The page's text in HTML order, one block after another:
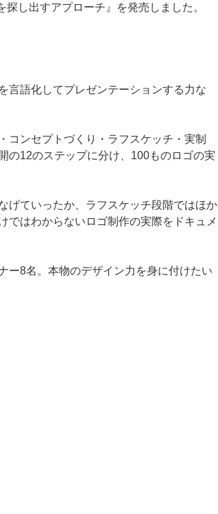
し出すアプローチ』を発売しました。
言語化してプレゼンテーションする力な
コンセプトづくり・ラフスケッチ・実制
の12のステップに分け、100ものロゴの実
げていったか、ラフスケッチ段階ではほか
ではわからないロゴ制作の実際をドキュメ
ー8名。本物のデザイン力を身に付けたい